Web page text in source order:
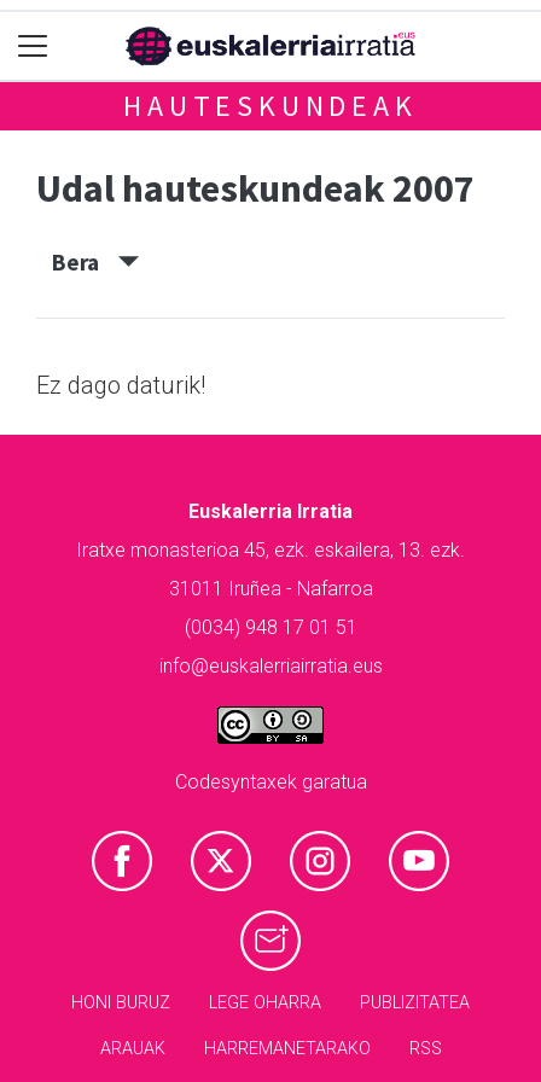
HAUTESKUNDEAK
Udal hauteskundeak 2007
Bera
Ez dago daturik!
Euskalerria Irratia
Iratxe monasterioa 45, ezk. eskailera, 13. ezk.
31011 Iruñea - Nafarroa
(0034) 948 17 01 51
info@euskalerriairratia.eus
Codesyntaxek garatua
HONI BURUZ LEGE OHARRA PUBLIZITATEA
ARAUAK HARREMANETARAKO RSS